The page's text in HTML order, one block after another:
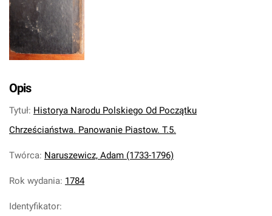
Opis
Tytuł: Historya Narodu Polskiego Od Początku
Chrześciaństwa. Panowanie Piastow. T.5.
Twórca: Naruszewicz, Adam (1733-1796)
Rok wydania: 1784
Identyfikator: